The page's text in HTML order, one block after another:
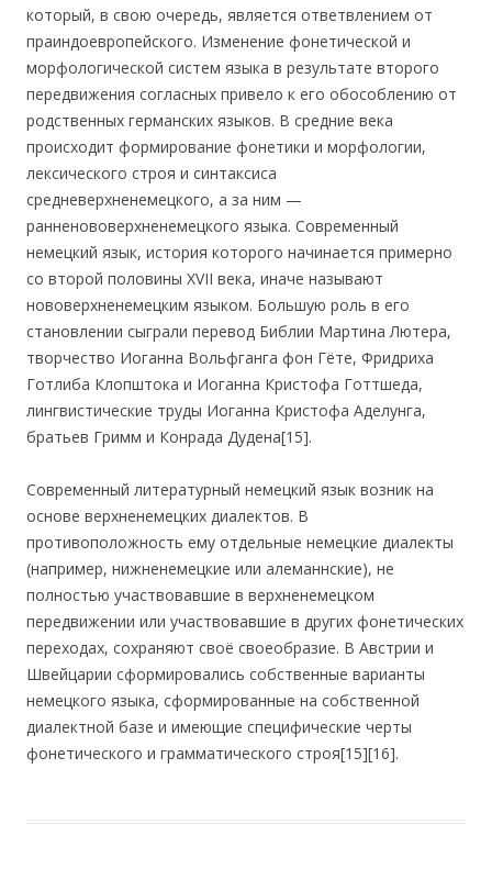
который, в свою очередь, является ответвлением от
праиндоевропейского. Изменение фонетической и
морфологической систем языка в результате второго
передвижения согласных привело к его обособлению от
родственных германских языков. В средние века
происходит формирование фонетики и морфологии,
лексического строя и синтаксиса
средневерхненемецкого, а за ним —
ранненововерхненемецкого языка. Современный
немецкий язык, история которого начинается примерно
со второй половины XVII века, иначе называют
нововерхненемецким языком. Большую роль в его
становлении сыграли перевод Библии Мартина Лютера,
творчество Иоганна Вольфганга фон Гёте, Фридриха
Готлиба Клопштока и Иоганна Кристофа Готтшеда,
лингвистические труды Иоганна Кристофа Аделунга,
братьев Гримм и Конрада Дудена[15].
Современный литературный немецкий язык возник на
основе верхненемецких диалектов. В
противоположность ему отдельные немецкие диалекты
(например, нижненемецкие или алеманнские), не
полностью участвовавшие в верхненемецком
передвижении или участвовавшие в других фонетических
переходах, сохраняют своё своеобразие. В Австрии и
Швейцарии сформировались собственные варианты
немецкого языка, сформированные на собственной
диалектной базе и имеющие специфические черты
фонетического и грамматического строя[15][16].